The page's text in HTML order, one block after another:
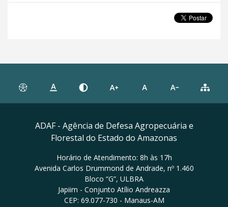
ADAF - Agência de Defesa Agropecuária e
Florestal do Estado do Amazonas
Horário de Atendimento: 8h às 17h
Avenida Carlos Drummond de Andrade, nº 1.460
Bloco “G”, ULBRA
Japiim - Conjunto Atílio Andreazza
CEP: 69.077-730 - Manaus-AM